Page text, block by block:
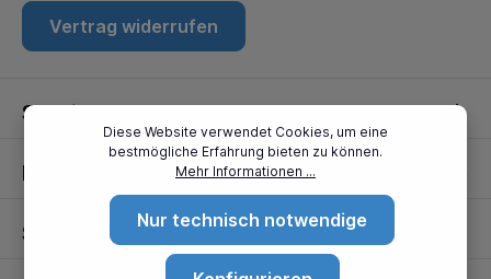
Standorte
Vertrag widerrufen
Service
Informationen
Diese Website verwendet Cookies, um eine
bestmögliche Erfahrung bieten zu können.
Mehr Informationen ...
Nur technisch notwendige